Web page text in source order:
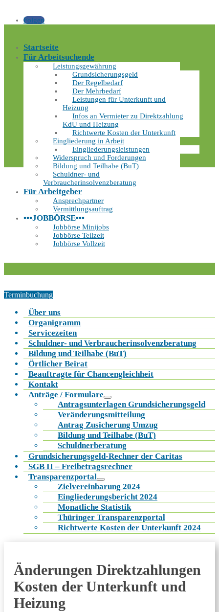
Folgen
Startseite
Für Arbeitsuchende
Leistungsgewährung
Grundsicherungsgeld
Der Regelbedarf
Der Mehrbedarf
Leistungen für Unterkunft und
Heizung
Infos an Vermieter zu Direktzahlung
KdU und Heizung
Richtwerte Kosten der Unterkunft
Eingliederung in Arbeit
Eingliederungsleistungen
Widerspruch und Forderungen
Bildung und Teilhabe (BuT)
Schuldner- und
Verbraucherinsolvenzberatung
Für Arbeitgeber
Ansprechpartner
Vermittlungsauftrag
•••JOBBÖRSE•••
Jobbörse Minijobs
Jobbörse Teilzeit
Jobbörse Vollzeit
Terminbuchung
Über uns
Organigramm
Servicezeiten
Schuldner- und Verbraucherinsolvenzberatung
Bildung und Teilhabe (BuT)
Örtlicher Beirat
Beauftragte für Chancengleichheit
Kontakt
Anträge / Formulare
Antragsunterlagen Grundsicherungsgeld
Veränderungsmitteilung
Antrag Zusicherung Umzug
Bildung und Teilhabe (BuT)
Schuldnerberatung
Grundsicherungsgeld-Rechner der Caritas
SGB II – Freibetragsrechner
Transparenzportal
Zielvereinbarung 2024
Eingliederungsbericht 2024
Monatliche Statistik
Thüringer Transparenzportal
Richtwerte Kosten der Unterkunft 2024
Änderungen Direktzahlungen
Kosten der Unterkunft und
Heizung